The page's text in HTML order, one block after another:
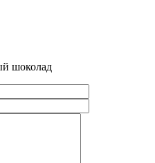
шоколад